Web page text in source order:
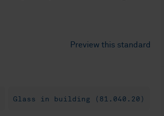
Preview this standard
Glass in building (81.040.20)